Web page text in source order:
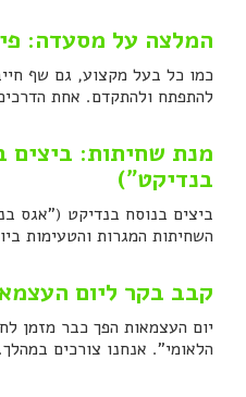
המלצה על מסעדה:
כמו כל בעל מקצוע, גם שף
להתפתח ולהתקדם. אחת
מנת שחיתות: ביצים
בנדיקט")
ביצים בנוסח בנדיקט ("אגס
השחיתות המגרות והטעימות
קבב בקר ליום
יום העצמאות הפך כבר מזמן
הלאומי". אנחנו צורכים